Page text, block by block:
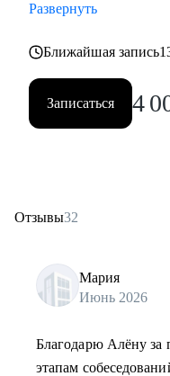
Развернуть
Ближайшая запись
Записаться 4
Отзывы32
Мария
Июнь 2026
Благодарю Алёну за
этапам